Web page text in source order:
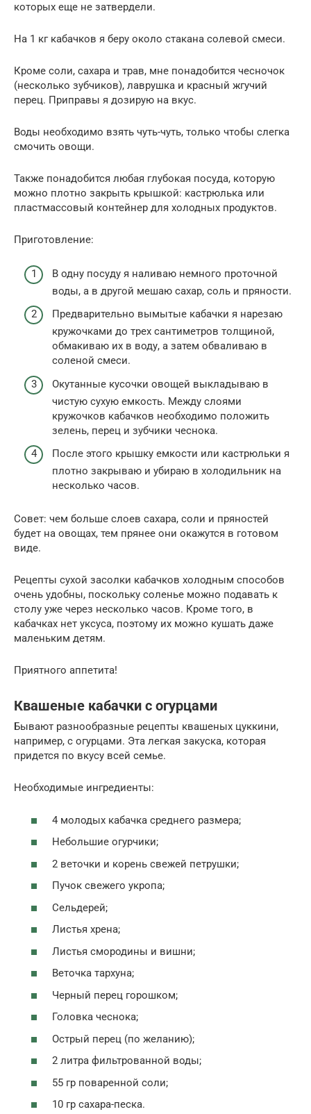
которых еще не затвердели.
На 1 кг кабачков я беру около стакана солевой смеси.
Кроме соли, сахара и трав, мне понадобится чесночок
(несколько зубчиков), лаврушка и красный жгучий
перец. Приправы я дозирую на вкус.
Воды необходимо взять чуть-чуть, только чтобы слегка
смочить овощи.
Также понадобится любая глубокая посуда, которую
можно плотно закрыть крышкой: кастрюлька или
пластмассовый контейнер для холодных продуктов.
Приготовление:
В одну посуду я наливаю немного проточной
воды, а в другой мешаю сахар, соль и пряности.
Предварительно вымытые кабачки я нарезаю
кружочками до трех сантиметров толщиной,
обмакиваю их в воду, а затем обваливаю в
соленой смеси.
Окутанные кусочки овощей выкладываю в
чистую сухую емкость. Между слоями
кружочков кабачков необходимо положить
зелень, перец и зубчики чеснока.
После этого крышку емкости или кастрюльки я
плотно закрываю и убираю в холодильник на
несколько часов.
Совет: чем больше слоев сахара, соли и пряностей
будет на овощах, тем прянее они окажутся в готовом
виде.
Рецепты сухой засолки кабачков холодным способов
очень удобны, поскольку соленье можно подавать к
столу уже через несколько часов. Кроме того, в
кабачках нет уксуса, поэтому их можно кушать даже
маленьким детям.
Приятного аппетита!
Квашеные кабачки с огурцами
Бывают разнообразные рецепты квашеных цуккини,
например, с огурцами. Эта легкая закуска, которая
придется по вкусу всей семье.
Необходимые ингредиенты:
4 молодых кабачка среднего размера;
Небольшие огурчики;
2 веточки и корень свежей петрушки;
Пучок свежего укропа;
Сельдерей;
Листья хрена;
Листья смородины и вишни;
Веточка тархуна;
Черный перец горошком;
Головка чеснока;
Острый перец (по желанию);
2 литра фильтрованной воды;
55 гр поваренной соли;
10 гр сахара-песка.